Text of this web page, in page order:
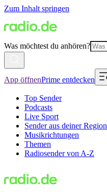
Zum Inhalt springen
Was möchtest du anhören?
App öffnenPrime entdecken
Top Sender
Podcasts
Live Sport
Sender aus deiner Region
Musikrichtungen
Themen
Radiosender von A-Z